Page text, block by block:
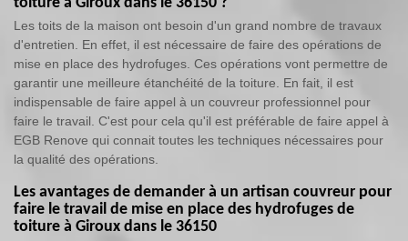
Les toits de la maison ont besoin d'un grand nombre de travaux
d'entretien. En effet, il est nécessaire de faire des opérations de
mise en place des hydrofuges. Ces opérations vont permettre de
garantir une meilleure étanchéité de la toiture. En fait, il est
indispensable de faire appel à un couvreur professionnel pour
faire le travail. C'est pour cela qu'il est préférable de faire appel à
EGB Renove qui connait toutes les techniques nécessaires pour
la qualité des opérations.
Les avantages de demander à un artisan couvreur pour
faire le travail de mise en place des hydrofuges de
toiture à Giroux dans le 36150